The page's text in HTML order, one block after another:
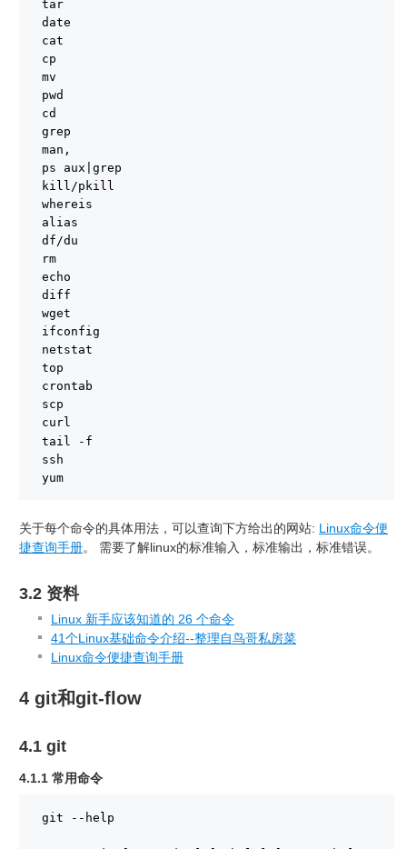
tar
date
cat
cp
mv
pwd
cd
grep
man,
ps aux|grep
kill/pkill
whereis
alias
df/du
rm
echo
diff
wget
ifconfig
netstat
top
crontab
scp
curl
tail -f
ssh
yum
关于每个命令的具体用法，可以查询下方给出的网站: Linux命令便
捷查询手册。 需要了解linux的标准输入，标准输出，标准错误。
3.2 资料
Linux 新手应该知道的 26 个命令
41个Linux基础命令介绍--整理自鸟哥私房菜
Linux命令便捷查询手册
4 git和git-flow
4.1 git
4.1.1 常用命令
git --help